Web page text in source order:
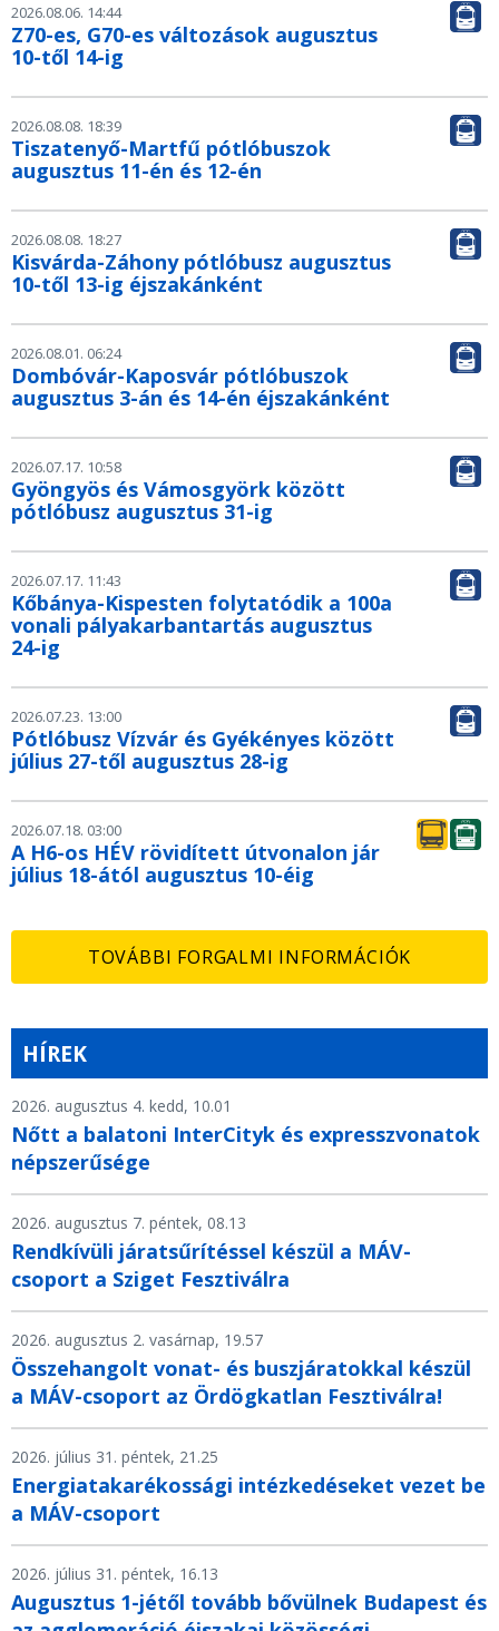
2026.08.06. 14:44
Z70-es, G70-es változások augusztus
10-től 14-ig
2026.08.08. 18:39
Tiszatenyő-Martfű pótlóbuszok
augusztus 11-én és 12-én
2026.08.08. 18:27
Kisvárda-Záhony pótlóbusz augusztus
10-től 13-ig éjszakánként
2026.08.01. 06:24
Dombóvár-Kaposvár pótlóbuszok
augusztus 3-án és 14-én éjszakánként
2026.07.17. 10:58
Gyöngyös és Vámosgyörk között
pótlóbusz augusztus 31-ig
2026.07.17. 11:43
Kőbánya-Kispesten folytatódik a 100a
vonali pályakarbantartás augusztus
24-ig
2026.07.23. 13:00
Pótlóbusz Vízvár és Gyékényes között
július 27-től augusztus 28-ig
2026.07.18. 03:00
A H6-os HÉV rövidített útvonalon jár
július 18-ától augusztus 10-éig
TOVÁBBI FORGALMI INFORMÁCIÓK
HÍREK
2026. augusztus 4. kedd, 10.01
Nőtt a balatoni InterCityk és expresszvonatok
népszerűsége
2026. augusztus 7. péntek, 08.13
Rendkívüli járatsűrítéssel készül a MÁV-
csoport a Sziget Fesztiválra
2026. augusztus 2. vasárnap, 19.57
Összehangolt vonat- és buszjáratokkal készül
a MÁV-csoport az Ördögkatlan Fesztiválra!
2026. július 31. péntek, 21.25
Energiatakarékossági intézkedéseket vezet be
a MÁV-csoport
2026. július 31. péntek, 16.13
Augusztus 1-jétől tovább bővülnek Budapest és